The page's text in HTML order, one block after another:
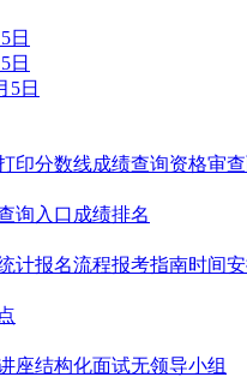
日
日
5日
印分数线成绩查询资格审查
询入口 成绩排名
计报名流程报考指南时间
座结构化面试无领导小组